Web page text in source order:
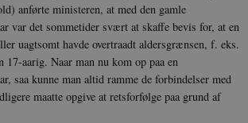
anførte ministeren, at med den gamle
var det sommetider svært at skaffe bevis for, at en
uagtsomt havde overtraadt aldersgrænsen, f. eks.
17-aarig. Naar man nu kom op paa en
saa kunne man altid ramme de forbindelser med
maatte opgive at retsforfølge paa grund af